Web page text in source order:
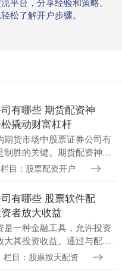
松了解开户步骤。
有哪些 期货配资神
撬动财富杠杆
期货市场中股票证券公司有
制胜的关键。期货配资神器
资者提供了撬动财富杠杆
栏目：股票配资开户
有哪些 股票软件配
者放大收益
是一种金融工具，允许投资
大其投资收益。通过与配资
者可以获得额外的资金，
栏目：股票按天配资